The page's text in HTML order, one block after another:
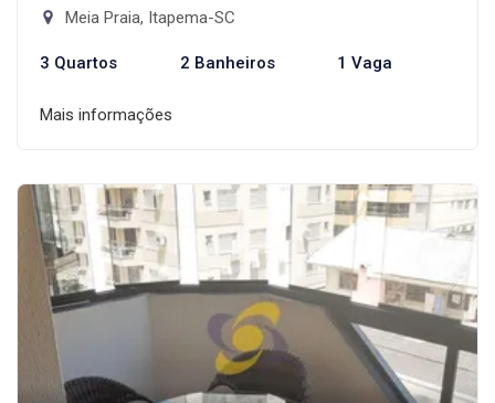
Meia Praia, Itapema-SC
3 Quartos 2 Banheiros 1 Vaga
Mais informações